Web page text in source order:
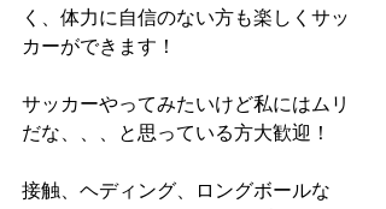
く、体力に自信のない方も楽しくサッ
カーができます！
サッカーやってみたいけど私にはムリ
だな、、、と思っている方大歓迎！
接触、ヘディング、ロングボールな